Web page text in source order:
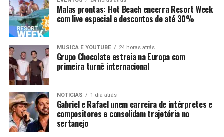
Malas prontas: Hot Beach encerra Resort Week
com live especial e descontos de até 30%
MUSICA E YOUTUBE 24 horas atrás
Grupo Chocolate estreia na Europa com
primeira turnê internacional
NOTICIAS 1 dia atrás
Gabriel e Rafael unem carreira de intérpretes e
compositores e consolidam trajetória no
sertanejo